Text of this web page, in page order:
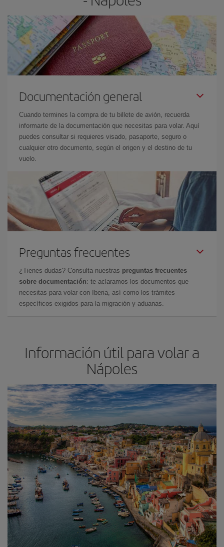
Documentación general
Cuando termines la compra de tu billete de avión, recuerda
informarte de la documentación que necesitas para volar. Aquí
puedes consultar si requieres visado, pasaporte, seguro o
cualquier otro documento, según el origen y el destino de tu
vuelo.
Preguntas frecuentes
¿Tienes dudas? Consulta nuestras preguntas frecuentes
sobre documentación: te aclaramos los documentos que
necesitas para volar con Iberia, así como los trámites
específicos exigidos para la migración y aduanas.
Información útil para volar a
Nápoles